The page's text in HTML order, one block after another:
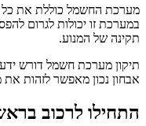
מערכת החשמל כוללת את כל
במערכת זו יכולות לגרום
תקינה של המנוע.
תיקון מערכת חשמל דורש
אבחון נכון מאפשר לזהות
התחילו לרכוב